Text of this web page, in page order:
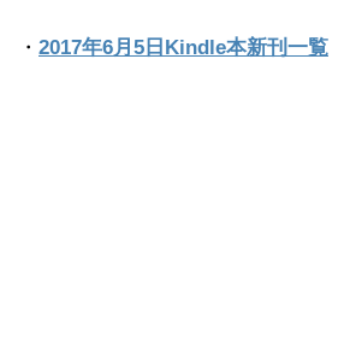
・ 2017年6月5日Kindle本新刊一覧